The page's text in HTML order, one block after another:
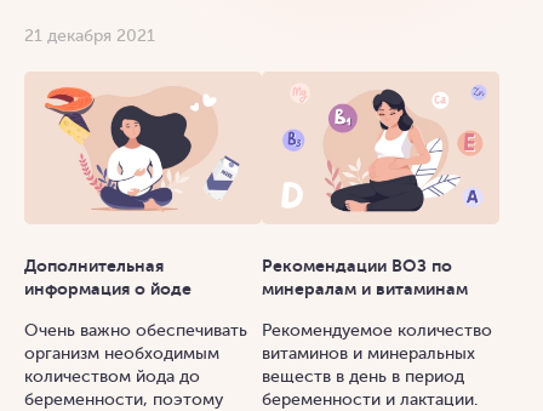
21 декабря 2021
Дополнительная
информация о йоде
Очень важно обеспечивать
организм необходимым
количеством йода до
беременности, поэтому
Рекомендации ВОЗ по
минералам и витаминам
Рекомендуемое количество
витаминов и минеральных
веществ в день в период
беременности и лактации.